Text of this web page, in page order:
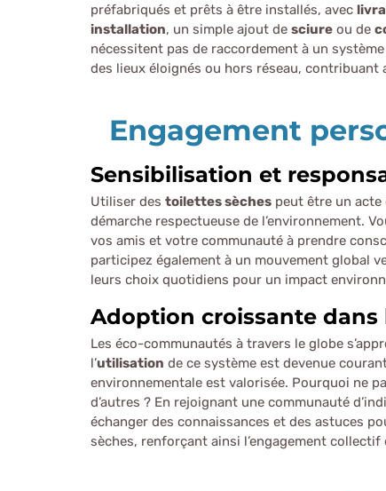
préfabriqués et prêts à être installés, avec
installation, un simple ajout de sciure ou de
nécessitent pas de raccordement à un
des lieux éloignés ou hors réseau,
Engagement
Sensibilisation et
Utiliser des toilettes sèches peut être un
démarche respectueuse de l’environnement.
vos amis et votre communauté à prendre
participez également à un mouvement global
leurs choix quotidiens pour un impact
Adoption croissante dans
Les éco-communautés à travers le globe
l’utilisation de ce système est devenue
environnementale est valorisée. Pourquoi ne
d’autres ? En rejoignant une communauté
échanger des connaissances et des astuces
sèches, renforçant ainsi l’engagement collectif